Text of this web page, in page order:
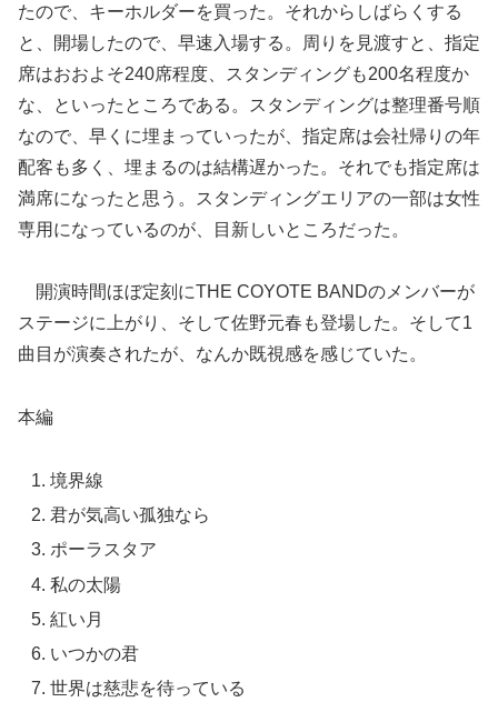
たので、キーホルダーを買った。それからしばらくする
と、開場したので、早速入場する。周りを見渡すと、指定
席はおおよそ240席程度、スタンディングも200名程度か
な、といったところである。スタンディングは整理番号順
なので、早くに埋まっていったが、指定席は会社帰りの年
配客も多く、埋まるのは結構遅かった。それでも指定席は
満席になったと思う。スタンディングエリアの一部は女性
専用になっているのが、目新しいところだった。
開演時間ほぼ定刻にTHE COYOTE BANDのメンバーが
ステージに上がり、そして佐野元春も登場した。そして1
曲目が演奏されたが、なんか既視感を感じていた。
本編
境界線
君が気高い孤独なら
ポーラスタア
私の太陽
紅い月
いつかの君
世界は慈悲を待っている